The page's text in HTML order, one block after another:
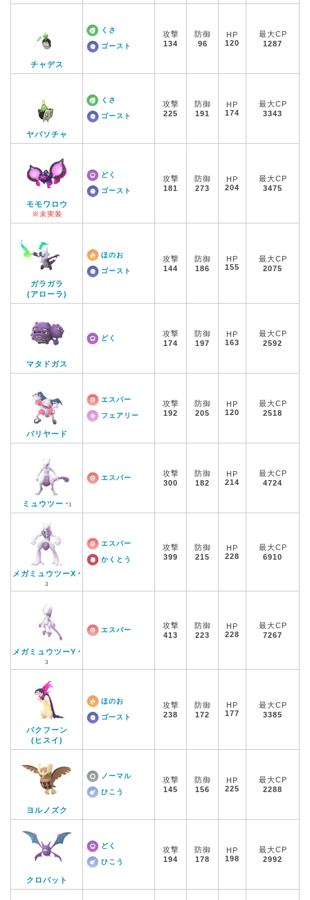
チャデス
くさ
ゴースト
攻撃
134
防御
96
HP
120
最大CP
1287
ヤバソチャ
くさ
ゴースト
攻撃
225
防御
191
HP
174
最大CP
3343
モモワロウ
※未実装
どく
ゴースト
攻撃
181
防御
273
HP
204
最大CP
3475
ガラガラ
(アローラ)
ほのお
ゴースト
攻撃
144
防御
186
HP
155
最大CP
2075
マタドガス
どく
攻撃
174
防御
197
HP
163
最大CP
2592
バリヤード
エスパー
フェアリー
攻撃
192
防御
205
HP
120
最大CP
2518
ミュウツー *1
エスパー
攻撃
300
防御
182
HP
214
最大CP
4724
メガミュウツーX *
3
エスパー
かくとう
攻撃
399
防御
215
HP
228
最大CP
6910
メガミュウツーY *
3
エスパー
攻撃
413
防御
223
HP
228
最大CP
7267
バクフーン
(ヒスイ)
ほのお
ゴースト
攻撃
238
防御
172
HP
177
最大CP
3385
ヨルノズク
ノーマル
ひこう
攻撃
145
防御
156
HP
225
最大CP
2288
クロバット
どく
ひこう
攻撃
194
防御
178
HP
198
最大CP
2992